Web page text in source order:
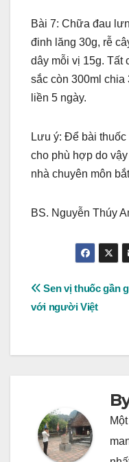
Bài 7: Chữa đau
đinh lăng 30g, rễ
dây mỗi vị 15g. Tất
sắc còn 300ml chia
liền 5 ngày.
Lưu ý: Để bài
cho phù hợp do
nhà chuyên môn
BS. Nguyễn Thúy
Post
navigation
Sen vị thuốc gần
với người Việt